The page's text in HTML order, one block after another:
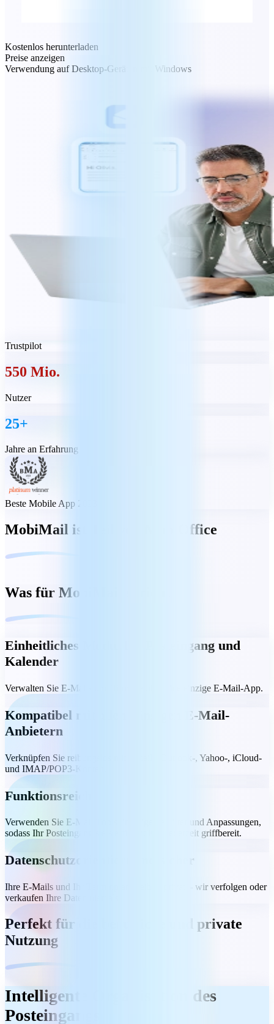
Kostenlos herunterladen
Preise anzeigen
Verwendung auf Desktop-Geräten mit Windows
Trustpilot
550 Mio.
Nutzer
25+
Jahre an Erfahrung
Beste Mobile App 2023
MobiMail ist Teil von MobiOffice
Was für MobiMail spricht
Einheitliches Modul für Posteingang und
Kalender
Verwalten Sie E-Mails und Termine über eine einzige E-Mail-App.
Kompatibel mit allen gängigen E-Mail-
Anbietern
Verknüpfen Sie reibungslos mit Gmail-, Outlook-, Yahoo-, iCloud-
und IMAP/POP3-Konten.
Funktionsreich
Verwenden Sie E-Mail-Tools, intelligente Filter und Anpassungen,
sodass Ihr Posteingang stets effizient ist – jederzeit griffbereit.
Datenschutzorientiert und sicher
Ihre E-Mails und Ihr Terminplan bleiben privat – wir verfolgen oder
verkaufen Ihre Daten niemals.
Perfekt für die berufliche und private
Nutzung
Intelligente Organisation des
Posteingangs